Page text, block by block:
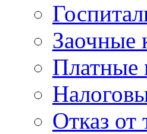
Заочные
Платные
Отказ от